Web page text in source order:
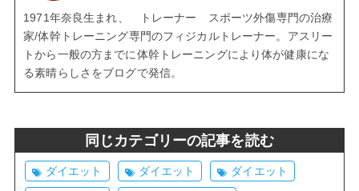
1971年奈良生まれ、 トレーナー スポーツ外傷専門の治療
家/体幹トレーニング専門のフィジカルトレーナー。アスリー
トから一般の方までに体幹トレーニングにより体が健康にな
る素晴らしさをブログで発信。
同じカテゴリーの記事を読む
ダイエット ダイエット ダイエット